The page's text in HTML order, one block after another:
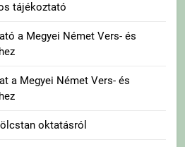
tájékoztató
a Megyei Német Vers- és
a Megyei Német Vers- és
oktatásról